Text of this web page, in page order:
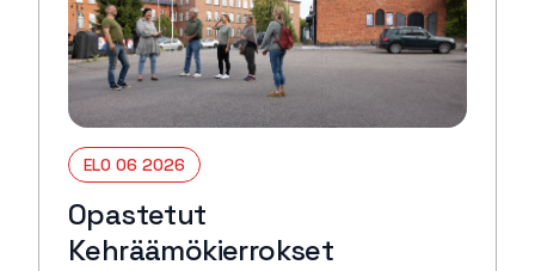
ELO 06 2026
Opastetut
Kehräämökierrokset